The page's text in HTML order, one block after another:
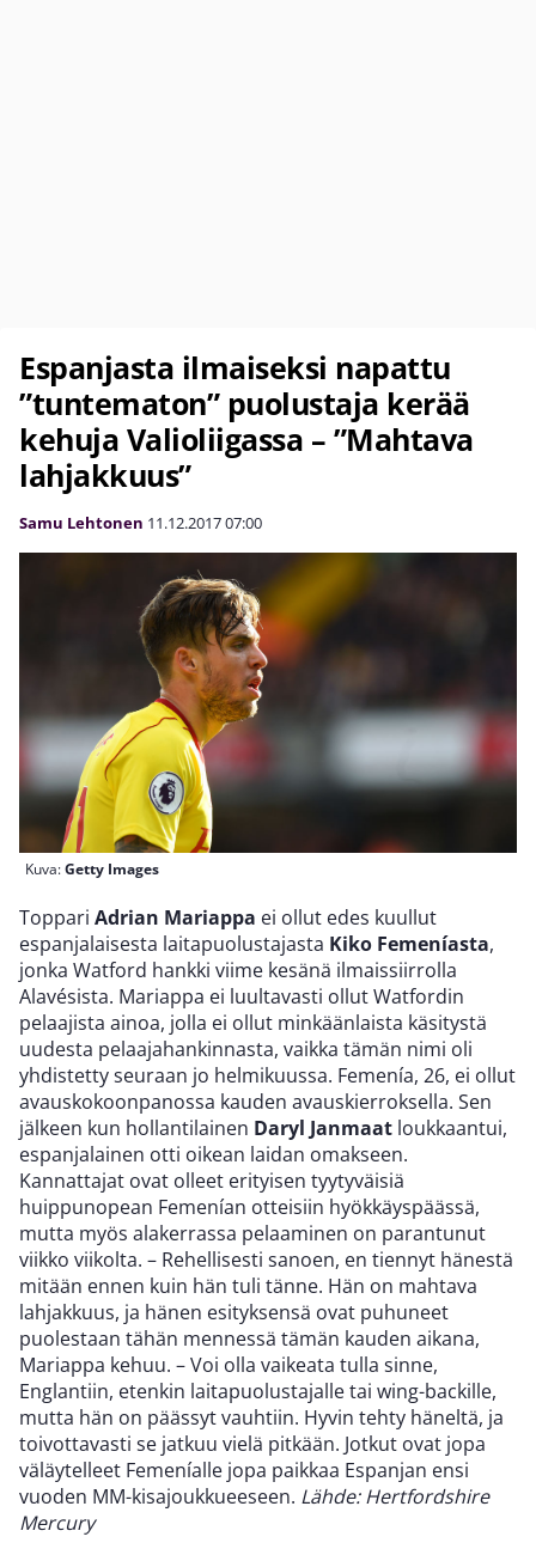
Espanjasta ilmaiseksi napattu
”tuntematon” puolustaja kerää
kehuja Valioliigassa – ”Mahtava
lahjakkuus”
Samu Lehtonen 11.12.201707:00
Kuva:Getty Images
Toppari Adrian Mariappa ei ollut edes kuullut
espanjalaisesta laitapuolustajasta Kiko Femeníasta,
jonka Watford hankki viime kesänä ilmaissiirrolla
Alavésista. Mariappa ei luultavasti ollut Watfordin
pelaajista ainoa, jolla ei ollut minkäänlaista käsitystä
uudesta pelaajahankinnasta, vaikka tämän nimi oli
yhdistetty seuraan jo helmikuussa. Femenía, 26, ei ollut
avauskokoonpanossa kauden avauskierroksella. Sen
jälkeen kun hollantilainen Daryl Janmaat loukkaantui,
espanjalainen otti oikean laidan omakseen.
Kannattajat ovat olleet erityisen tyytyväisiä
huippunopean Femenían otteisiin hyökkäyspäässä,
mutta myös alakerrassa pelaaminen on parantunut
viikko viikolta. – Rehellisesti sanoen, en tiennyt hänestä
mitään ennen kuin hän tuli tänne. Hän on mahtava
lahjakkuus, ja hänen esityksensä ovat puhuneet
puolestaan tähän mennessä tämän kauden aikana,
Mariappa kehuu. – Voi olla vaikeata tulla sinne,
Englantiin, etenkin laitapuolustajalle tai wing-backille,
mutta hän on päässyt vauhtiin. Hyvin tehty häneltä, ja
toivottavasti se jatkuu vielä pitkään. Jotkut ovat jopa
väläytelleet Femeníalle jopa paikkaa Espanjan ensi
vuoden MM-kisajoukkueeseen. Lähde: Hertfordshire
Mercury